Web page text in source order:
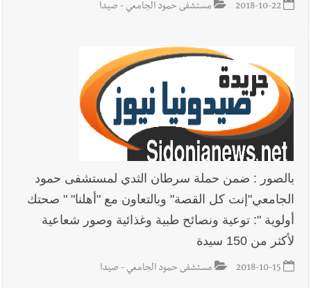
2018-10-22 مستشفى حمود الجامعي - صيدا
بالصور : ضمن حملة سرطان الثدي لمستشفى حمود
الجامعي"إنت كل القصة" وبالتعاون مع "أهلنا" " صحتك
أولوية ": توعية ونصائح طبية وغذائية وصور شعاعية
لأكثر من 150 سيدة
2018-10-15 مستشفى حمود الجامعي - صيدا